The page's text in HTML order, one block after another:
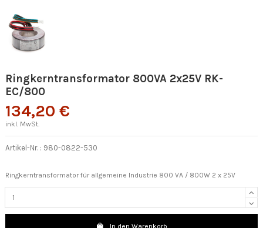
Ringkerntransformator 800VA 2x25V RK-
EC/800
134,20 €
inkl. MwSt.
Artikel-Nr. : 980-0822-530
Ringkerntransformator für allgemeine Industrie 800 VA / 800W 2 x 25V
In den Warenkorb